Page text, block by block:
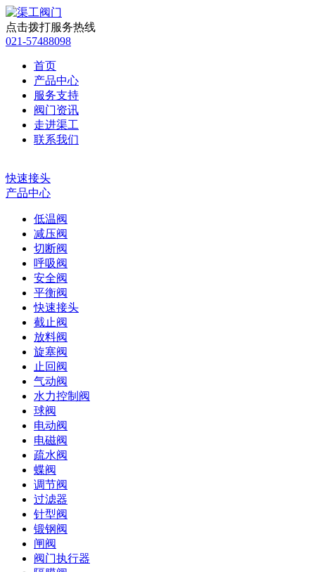
点击拨打服务热线
021-57488098
首页
产品中心
服务支持
阀门资讯
走进渠工
联系我们
快速接头
产品中心
低温阀
减压阀
切断阀
呼吸阀
安全阀
平衡阀
快速接头
截止阀
放料阀
旋塞阀
止回阀
气动阀
水力控制阀
球阀
电动阀
电磁阀
疏水阀
蝶阀
调节阀
过滤器
针型阀
锻钢阀
闸阀
阀门执行器